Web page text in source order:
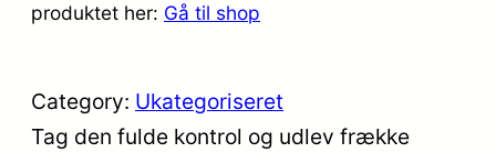
produktet her: Gå til shop
Category: Ukategoriseret
Tag den fulde kontrol og udlev frække